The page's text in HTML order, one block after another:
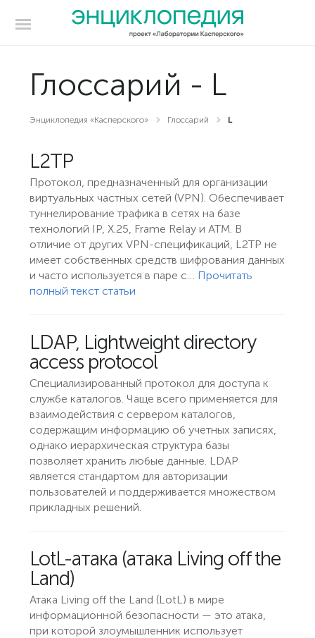
Глоссарий - L
Энциклопедия «Касперского» Глоссарий L
L2TP
Протокол, предназначенный для организации
виртуальных частных сетей (VPN). Обеспечивает
туннелирование трафика в сетях на базе
технологий IP, X.25, Frame Relay и ATM. В
отличие от других VPN-спецификаций, L2TP не
имеет собственных средств шифрования данных
и часто используется в паре с… Прочитать
полный текст статьи
LDAP, Lightweight directory
access protocol
Специализированный протокол для доступа к
службе каталогов. Чаще всего применяется для
взаимодействия с сервером каталогов,
содержащим информацию об учетных записях,
однако иерархическая структура базы
позволяет хранить любые данные. LDAP
является стандартом для авторизации
пользователей и поддерживается множеством
прикладных решений.
LotL-атака (атака Living off the
Land)
Атака Living off the Land (LotL) в мире
информационной безопасности — это атака,
при которой злоумышленник использует